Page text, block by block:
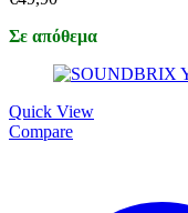
Σε απόθεμα
Quick View
Compare